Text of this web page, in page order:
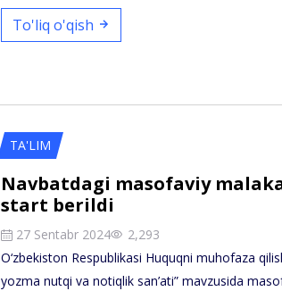
To'liq o'qish
TA'LIM
Navbatdagi masofaviy
start berildi
27 Sentabr 2024
2,293
O‘zbekiston Respublikasi Huquqni muhofaza
yozma nutqi va notiqlik san’ati” mavzusida